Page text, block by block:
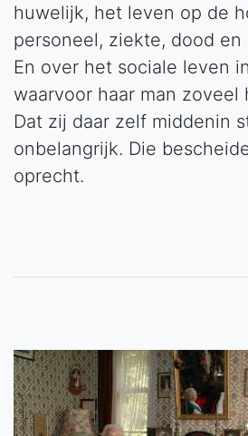
huwelijk, het leven op de
personeel, ziekte, dood en
En over het sociale leven
waarvoor haar man
Dat zij daar zelf middenin
onbelangrijk. Die
oprecht.